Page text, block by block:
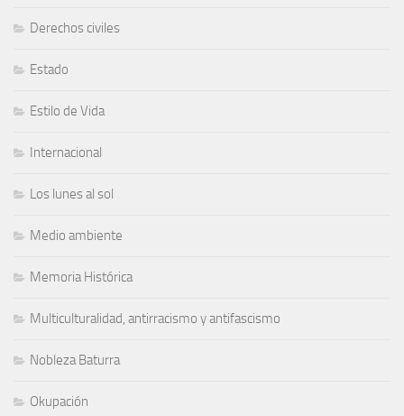
Derechos civiles
Estado
Estilo de Vida
Internacional
Los lunes al sol
Medio ambiente
Memoria Histórica
Multiculturalidad, antirracismo y antifascismo
Nobleza Baturra
Okupación